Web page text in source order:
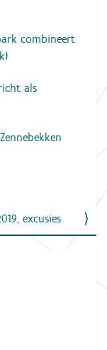
combineert
als
excusies